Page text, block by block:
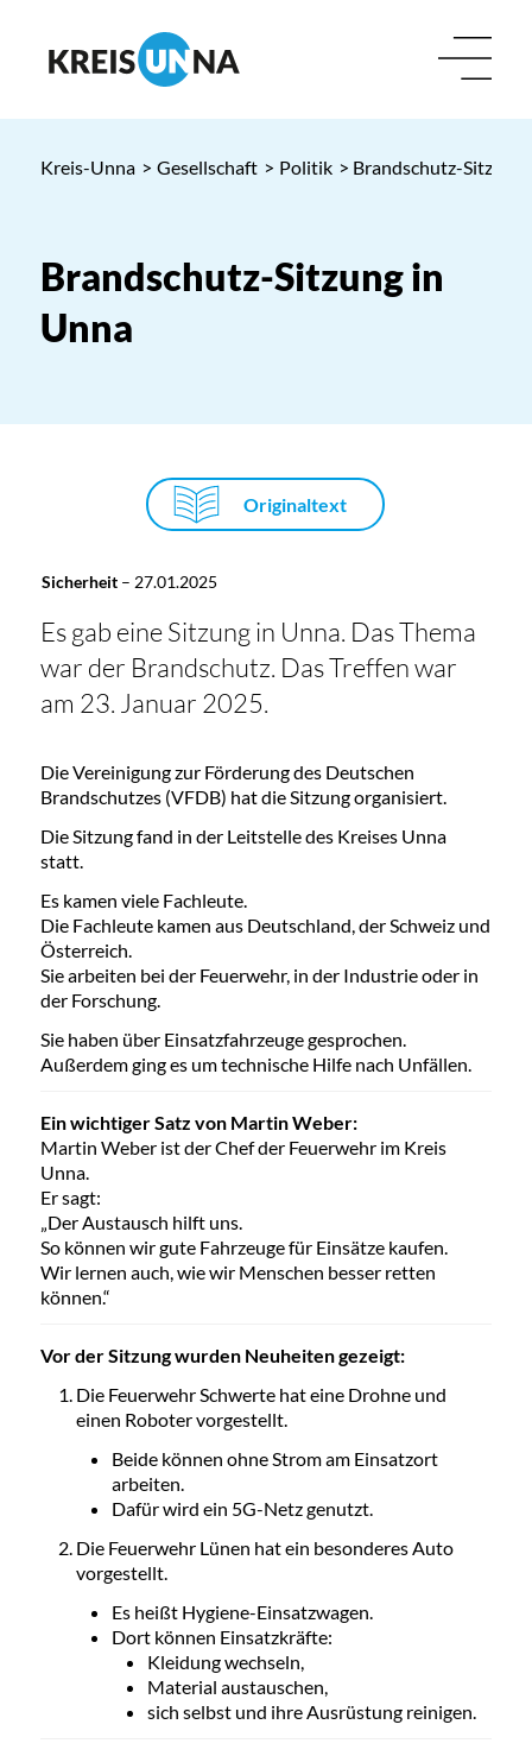
Kreis-Unna > Gesellschaft > Politik > Brandschutz-Sitzung
Brandschutz-Sitzung in
Unna
Originaltext
Sicherheit– 27.01.2025
Es gab eine Sitzung in Unna. Das Thema
war der Brandschutz. Das Treffen war
am 23. Januar 2025.
Die Vereinigung zur Förderung des Deutschen
Brandschutzes (VFDB) hat die Sitzung organisiert.
Die Sitzung fand in der Leitstelle des Kreises Unna
statt.
Es kamen viele Fachleute.
Die Fachleute kamen aus Deutschland, der Schweiz und
Österreich.
Sie arbeiten bei der Feuerwehr, in der Industrie oder in
der Forschung.
Sie haben über Einsatzfahrzeuge gesprochen.
Außerdem ging es um technische Hilfe nach Unfällen.
Ein wichtiger Satz von Martin Weber:
Martin Weber ist der Chef der Feuerwehr im Kreis
Unna.
Er sagt:
„Der Austausch hilft uns.
So können wir gute Fahrzeuge für Einsätze kaufen.
Wir lernen auch, wie wir Menschen besser retten
können.“
Vor der Sitzung wurden Neuheiten gezeigt:
Die Feuerwehr Schwerte hat eine Drohne und
einen Roboter vorgestellt.
Beide können ohne Strom am Einsatzort
arbeiten.
Dafür wird ein 5G-Netz genutzt.
Die Feuerwehr Lünen hat ein besonderes Auto
vorgestellt.
Es heißt Hygiene-Einsatzwagen.
Dort können Einsatzkräfte:
Kleidung wechseln,
Material austauschen,
sich selbst und ihre Ausrüstung reinigen.